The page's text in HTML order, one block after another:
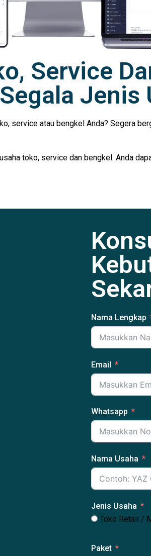
Service
Jenis
service atau bengkel Anda? Segera
toko, service dan bengkel. Anda
Nama Lengkap
Email
Whatsapp
Nama Usaha
Jenis Usaha
Toko Retail /
Paket